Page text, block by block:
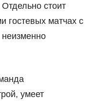
стоит
гостевых матчах с
умеет